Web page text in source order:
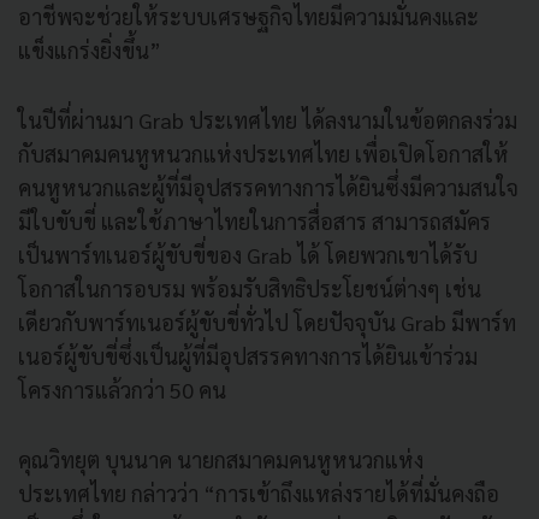
อาชีพจะช่วยให้ระบบเศรษฐกิจไทยมีความมั่นคงและ
แข็งแกร่งยิ่งขึ้น”
ในปีที่ผ่านมา Grab ประเทศไทย ได้ลงนามในข้อตกลงร่วม
กับสมาคมคนหูหนวกแห่งประเทศไทย เพื่อเปิดโอกาสให้
คนหูหนวกและผู้ที่มีอุปสรรคทางการได้ยินซึ่งมีความสนใจ
มีใบขับขี่ และใช้ภาษาไทยในการสื่อสาร สามารถสมัคร
เป็นพาร์ทเนอร์ผู้ขับขี่ของ Grab ได้ โดยพวกเขาได้รับ
โอกาสในการอบรม พร้อมรับสิทธิประโยชน์ต่างๆ เช่น
เดียวกับพาร์ทเนอร์ผู้ขับขี่ทั่วไป โดยปัจจุบัน Grab มีพาร์ท
เนอร์ผู้ขับขี่ซึ่งเป็นผู้ที่มีอุปสรรคทางการได้ยินเข้าร่วม
โครงการแล้วกว่า 50 คน
คุณวิทยุต บุนนาค นายกสมาคมคนหูหนวกแห่ง
ประเทศไทย กล่าวว่า “การเข้าถึงแหล่งรายได้ที่มั่นคงถือ